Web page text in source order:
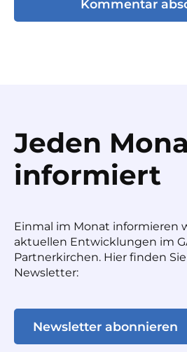
Jeden
informiert
Einmal im Monat informieren
aktuellen Entwicklungen im
Partnerkirchen. Hier finden
Newsletter:
Newsletter abonnieren